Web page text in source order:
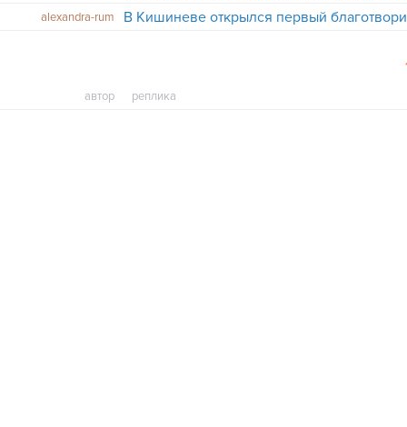
alexandra-rum
автор реплика